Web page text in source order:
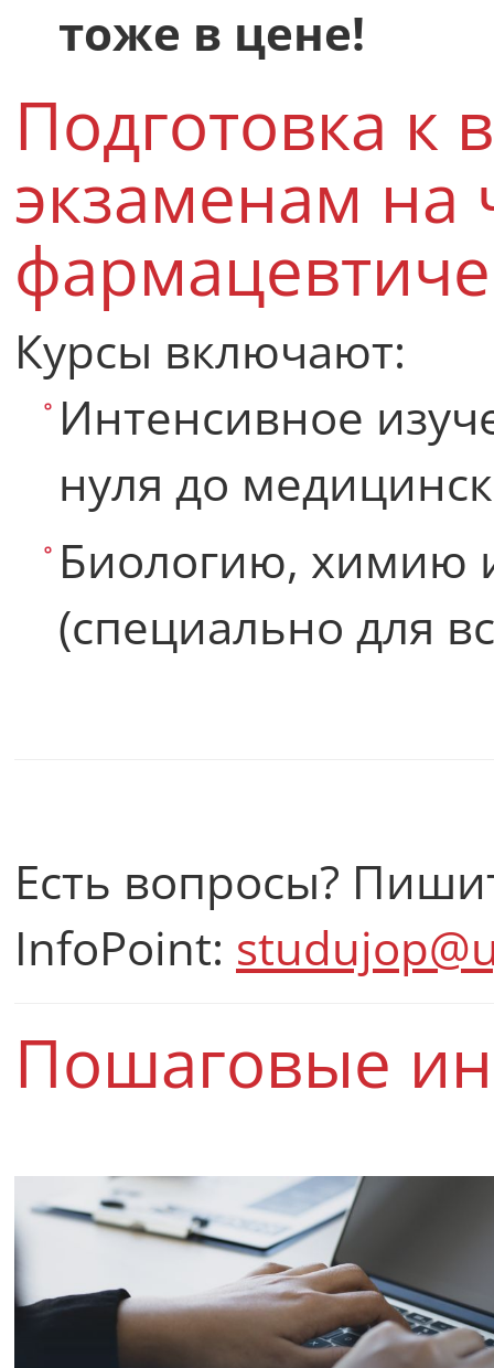
тоже в цене!
Подготовка к
экзаменам на
Курсы включают:
Интенсивное
нуля до
Биологию, химию
(специально для
Есть вопросы?
InfoPoint:
Пошаговые